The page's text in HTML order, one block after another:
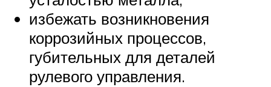
избежать возникновения
коррозийных процессов,
губительных для деталей
рулевого управления.